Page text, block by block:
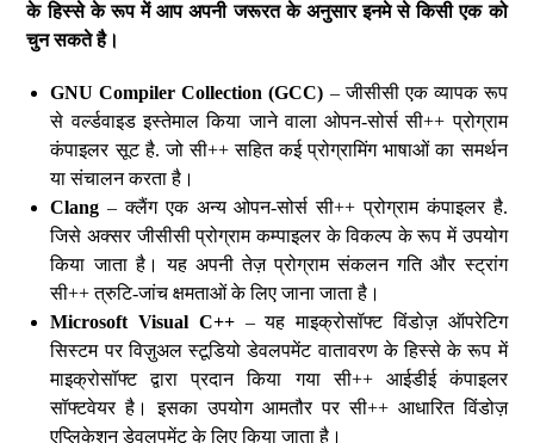
के हिस्से के रूप में आप अपनी जरूरत के अनुसार इनमे से किसी एक को
चुन सकते है।
GNU Compiler Collection (GCC) – जीसीसी एक व्यापक रूप
से वर्ल्डवाइड इस्तेमाल किया जाने वाला ओपन-सोर्स सी++ प्रोग्राम
कंपाइलर सूट है. जो सी++ सहित कई प्रोग्रामिंग भाषाओं का समर्थन
या संचालन करता है।
Clang – क्लैंग एक अन्य ओपन-सोर्स सी++ प्रोग्राम कंपाइलर है.
जिसे अक्सर जीसीसी प्रोग्राम कम्पाइलर के विकल्प के रूप में उपयोग
किया जाता है। यह अपनी तेज़ प्रोग्राम संकलन गति और स्ट्रांग
सी++ त्रुटि-जांच क्षमताओं के लिए जाना जाता है।
Microsoft Visual C++– यह माइक्रोसॉफ्ट विंडोज़ ऑपरेटिग
सिस्टम पर विज़ुअल स्टूडियो डेवलपमेंट वातावरण के हिस्से के रूप में
माइक्रोसॉफ्ट द्वारा प्रदान किया गया सी++ आईडीई कंपाइलर
सॉफ्टवेयर है। इसका उपयोग आमतौर पर सी++ आधारित विंडोज़
एप्लिकेशन डेवलपमेंट के लिए किया जाता है।